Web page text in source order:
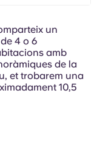
un
4 o 6
amb
de la
et trobarem una
10,5